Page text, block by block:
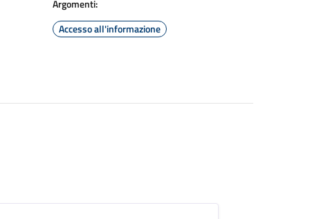
Argomenti:
Accesso all'informazione